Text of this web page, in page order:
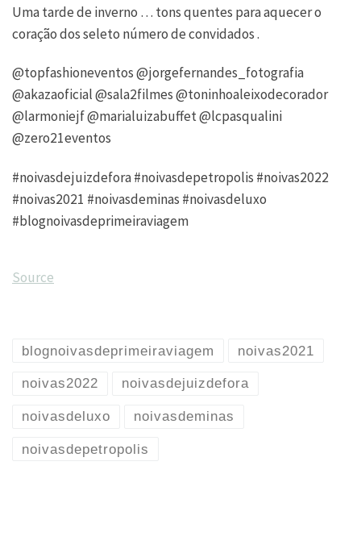
Uma tarde de inverno … tons quentes para aquecer o
coração dos seleto número de convidados .
@topfashioneventos @jorgefernandes_fotografia
@akazaoficial @sala2filmes @toninhoaleixodecorador
@larmoniejf @marialuizabuffet @lcpasqualini
@zero21eventos
#noivasdejuizdefora #noivasdepetropolis #noivas2022
#noivas2021 #noivasdeminas #noivasdeluxo
#blognoivasdeprimeiraviagem
Source
blognoivasdeprimeiraviagem noivas2021
noivas2022 noivasdejuizdefora
noivasdeluxo noivasdeminas
noivasdepetropolis